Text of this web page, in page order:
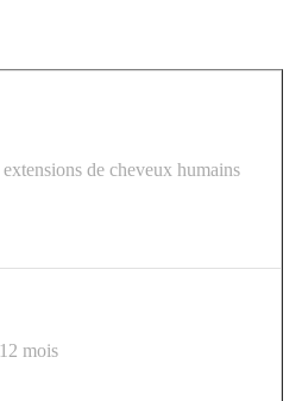
extensions de cheveux humains
mois